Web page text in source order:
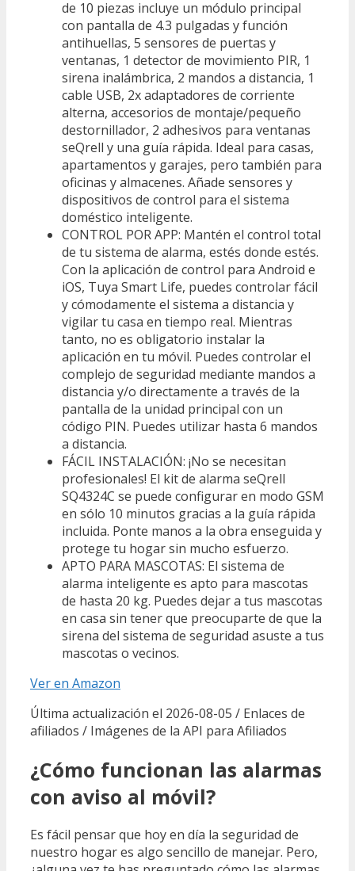
de 10 piezas incluye un módulo principal
con pantalla de 4.3 pulgadas y función
antihuellas, 5 sensores de puertas y
ventanas, 1 detector de movimiento PIR, 1
sirena inalámbrica, 2 mandos a distancia, 1
cable USB, 2x adaptadores de corriente
alterna, accesorios de montaje/pequeño
destornillador, 2 adhesivos para ventanas
seQrell y una guía rápida. Ideal para casas,
apartamentos y garajes, pero también para
oficinas y almacenes. Añade sensores y
dispositivos de control para el sistema
doméstico inteligente.
CONTROL POR APP: Mantén el control total
de tu sistema de alarma, estés donde estés.
Con la aplicación de control para Android e
iOS, Tuya Smart Life, puedes controlar fácil
y cómodamente el sistema a distancia y
vigilar tu casa en tiempo real. Mientras
tanto, no es obligatorio instalar la
aplicación en tu móvil. Puedes controlar el
complejo de seguridad mediante mandos a
distancia y/o directamente a través de la
pantalla de la unidad principal con un
código PIN. Puedes utilizar hasta 6 mandos
a distancia.
FÁCIL INSTALACIÓN: ¡No se necesitan
profesionales! El kit de alarma seQrell
SQ4324C se puede configurar en modo GSM
en sólo 10 minutos gracias a la guía rápida
incluida. Ponte manos a la obra enseguida y
protege tu hogar sin mucho esfuerzo.
APTO PARA MASCOTAS: El sistema de
alarma inteligente es apto para mascotas
de hasta 20 kg. Puedes dejar a tus mascotas
en casa sin tener que preocuparte de que la
sirena del sistema de seguridad asuste a tus
mascotas o vecinos.
Ver en Amazon
Última actualización el 2026-08-05 / Enlaces de
afiliados / Imágenes de la API para Afiliados
¿Cómo funcionan las alarmas
con aviso al móvil?
Es fácil pensar que hoy en día la seguridad de
nuestro hogar es algo sencillo de manejar. Pero,